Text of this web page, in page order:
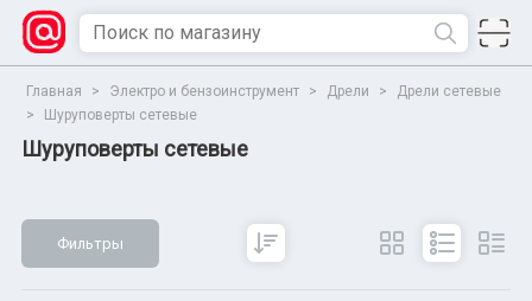
Главная > Электро и бензоинструмент > Дрели >
Дрели сетевые
>
Шуруповерты сетевые
Шуруповерты сетевые
Фильтры